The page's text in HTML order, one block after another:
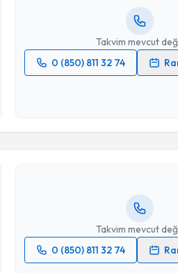
Takvim mevcut
0 (850) 811 32 74
Takvim mevcut
0 (850) 811 32 74
Dr. Öğr. Üyesi Hüseyin Barkın Yavuz
talebi oluşturun. Size bu uzmandan